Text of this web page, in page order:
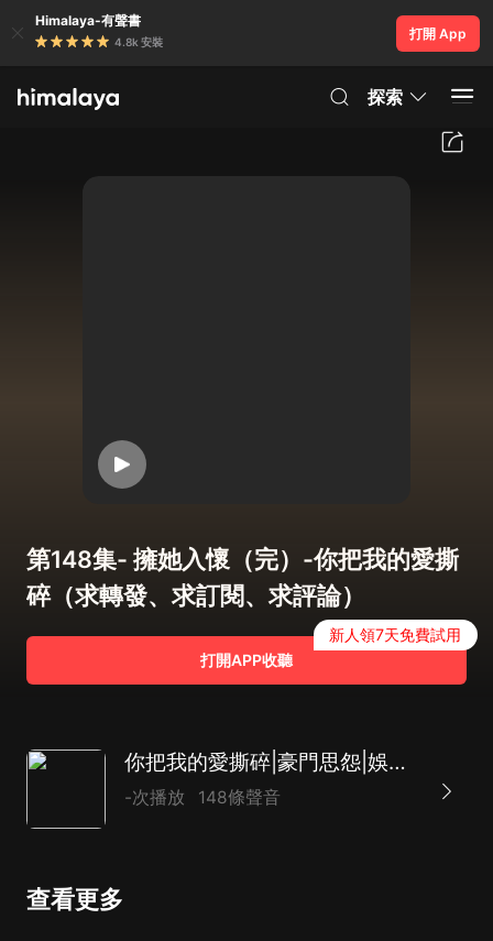
Himalaya-有聲書
4.8k 安裝
打開 App
探索
第148集- 擁她入懷（完）-你把我的愛撕
碎（求轉發、求訂閱、求評論）
打開APP收聽
新人領7天免費試用
你把我的愛撕碎|豪門思怨|娛樂圈總裁|AI多播
-次播放 148條聲音
查看更多